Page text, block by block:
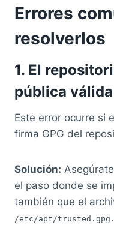
Errores
resolverlos
1. El
pública válida
Este error ocurre si
firma GPG del
Solución:
el paso donde se
también que el
/etc/apt/